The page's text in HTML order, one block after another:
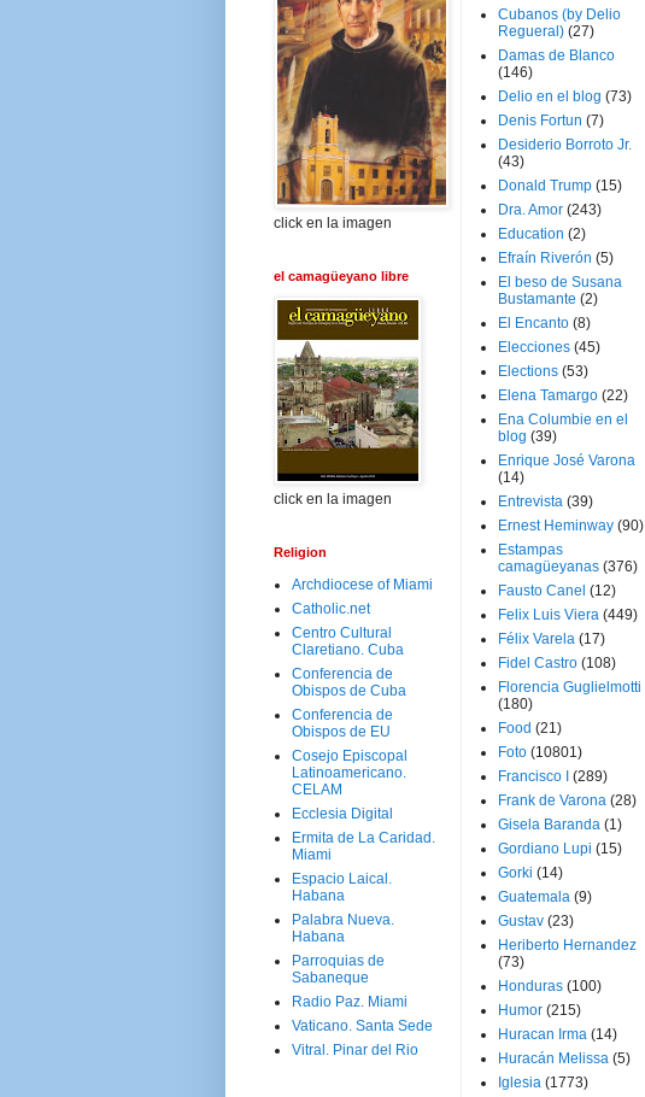
click en la imagen
el camagüeyano libre
click en la imagen
Religion
Archdiocese of Miami
Catholic.net
Centro Cultural
Claretiano. Cuba
Conferencia de
Obispos de Cuba
Conferencia de
Obispos de EU
Cosejo Episcopal
Latinoamericano.
CELAM
Ecclesia Digital
Ermita de La Caridad.
Miami
Espacio Laical.
Habana
Palabra Nueva.
Habana
Parroquias de
Sabaneque
Radio Paz. Miami
Vaticano. Santa Sede
Vitral. Pinar del Rio
Cubanos (by Delio
Regueral) (27)
Damas de Blanco
(146)
Delio en el blog (73)
Denis Fortun (7)
Desiderio Borroto Jr.
(43)
Donald Trump (15)
Dra. Amor (243)
Education (2)
Efraín Riverón (5)
El beso de Susana
Bustamante (2)
El Encanto (8)
Elecciones (45)
Elections (53)
Elena Tamargo (22)
Ena Columbie en el
blog (39)
Enrique José Varona
(14)
Entrevista (39)
Ernest Heminway (90)
Estampas
camagüeyanas (376)
Fausto Canel (12)
Felix Luis Viera (449)
Félix Varela (17)
Fidel Castro (108)
Florencia Guglielmotti
(180)
Food (21)
Foto (10801)
Francisco I
(289)
Frank de Varona (28)
Gisela Baranda (1)
Gordiano Lupi (15)
Gorki (14)
Guatemala (9)
Gustav (23)
Heriberto Hernandez
(73)
Honduras (100)
Humor (215)
Huracan Irma (14)
Huracán Melissa (5)
Iglesia (1773)